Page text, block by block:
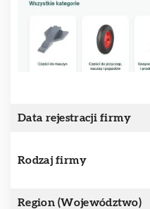
Data rejestracji firmy
Rodzaj firmy
Region (Województwo)